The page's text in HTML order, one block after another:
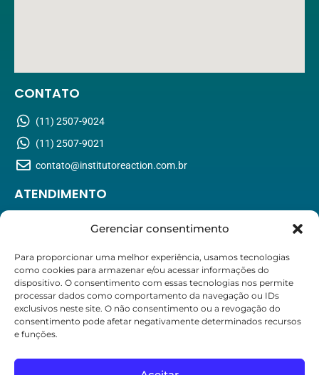
Gerenciar consentimento
Para proporcionar uma melhor experiência, usamos tecnologias
como cookies para armazenar e/ou acessar informações do
dispositivo. O consentimento com essas tecnologias nos permite
processar dados como comportamento da navegação ou IDs
exclusivos neste site. O não consentimento ou a revogação do
consentimento pode afetar negativamente determinados recursos
e funções.
CONTATO
(11) 2507-9024
(11) 2507-9021
contato@institutoreaction.com.br
ATENDIMENTO
Segunda-Sexta: 7h às 21h
Sábado: 8h às 13h
ESPECIALIDADES
Cardiologia
Fisiologia do Esporte
Medicina Esportiva